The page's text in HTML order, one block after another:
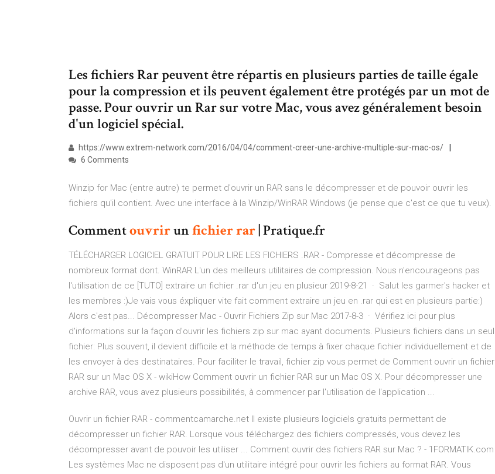
Les fichiers Rar peuvent être répartis en plusieurs parties de taille égale
pour la compression et ils peuvent également être protégés par un mot de
passe. Pour ouvrir un Rar sur votre Mac, vous avez généralement besoin
d'un logiciel spécial.
https://www.extrem-network.com/2016/04/04/comment-creer-une-archive-multiple-sur-mac-os/
6 Comments
Winzip for Mac (entre autre) te permet d'ouvrir un RAR sans le décompresser et de pouvoir ouvrir les
fichiers qu'il contient. Avec une interface à la Winzip/WinRAR Windows (je pense que c'est ce que tu veux).
Commentouvrirunfichierrar| Pratique.fr
TÉLÉCHARGER LOGICIEL GRATUIT POUR LIRE LES FICHIERS .RAR - Compresse et décompresse de
nombreux format dont. WinRAR L'un des meilleurs utilitaires de compression. Nous n'encourageons pas
l'utilisation de ce [TUTO] extraire un fichier .rar d'un jeu en plusieur 2019-8-21 · Salut les garmer's hacker et
les membres :)Je vais vous éxpliquer vite fait comment extraire un jeu en .rar qui est en plusieurs partie:)
Alors c'est pas... Décompresser Mac - Ouvrir Fichiers Zip sur Mac 2017-8-3 · Vérifiez ici pour plus
d'informations sur la façon d'ouvrir les fichiers zip sur mac ayant documents. Plusieurs fichiers dans un seul
fichier: Plus souvent, il devient difficile et la méthode de temps à fixer chaque fichier individuellement et de
les envoyer à des destinataires. Pour faciliter le travail, fichier zip vous permet de Comment ouvrir un fichier
RAR sur un Mac OS X - wikiHow Comment ouvrir un fichier RAR sur un Mac OS X. Pour décompresser une
archive RAR, vous avez plusieurs possibilités, à commencer par l'utilisation de l'application ...
Ouvrir un fichier RAR - commentcamarche.net Il existe plusieurs logiciels gratuits permettant de
décompresser un fichier RAR. Lorsque vous téléchargez des fichiers compressés, vous devez les
décompresser avant de pouvoir les utiliser ... Comment ouvrir des fichiers RAR sur Mac ? - 1FORMATIK.com
Les systèmes Mac ne disposent pas d'un utilitaire intégré pour ouvrir les fichiers au format RAR. Vous